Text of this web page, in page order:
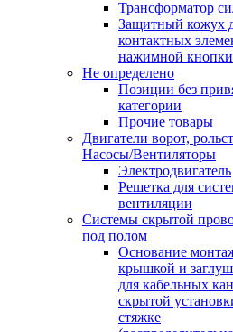
Трансформатор
Защитный кожух
контактных
нажимной кнопки
Не определено
Позиции без
категории
Прочие товары
Двигатели ворот,
Насосы/Вентиляторы
Электродвигатель
Решетка для
вентиляции
Системы скрытой
под полом
Основание
крышкой и
для кабельных
скрытой
стяжке